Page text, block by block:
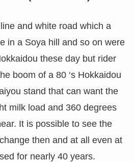
and white road which a
in a Soya hill and so on were
these day but rider
boom of a 80 ‘s Hokkaidou
stand that can want the
milk load and 360 degrees
It is possible to see the
then and at all even at
for nearly 40 years.